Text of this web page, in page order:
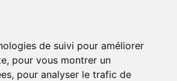
de suivi pour améliorer
pour vous montrer un
pour analyser le trafic de